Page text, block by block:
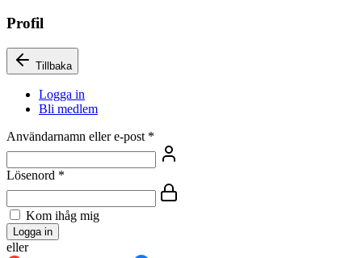
Profil
Tillbaka
Logga in
Bli medlem
Användarnamn eller e-post *
Lösenord *
Kom ihåg mig
Logga in
eller